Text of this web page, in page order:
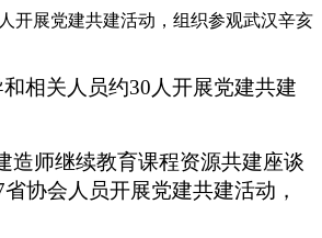
开展党建共建活动，组织参观武汉辛亥
相关人员约30人开展党建共建
造师继续教育课程资源共建座谈
协会人员开展党建共建活动，